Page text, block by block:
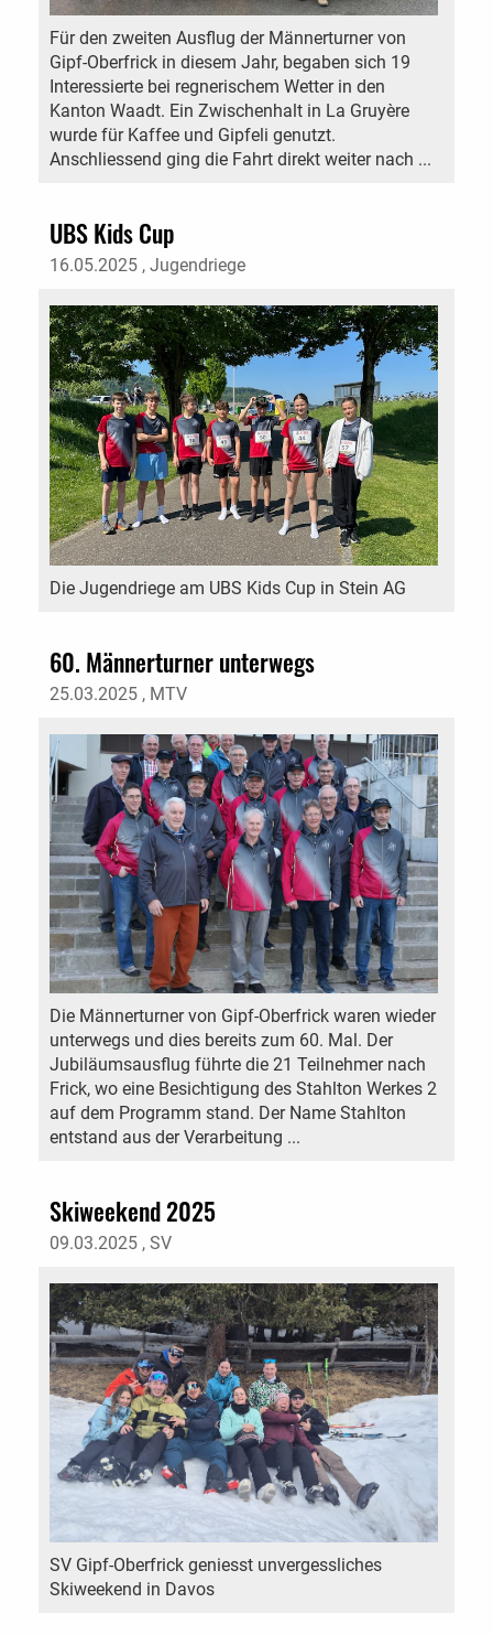
Für den zweiten Ausflug der Männerturner von
Gipf-Oberfrick in diesem Jahr, begaben sich 19
Interessierte bei regnerischem Wetter in den
Kanton Waadt. Ein Zwischenhalt in La Gruyère
wurde für Kaffee und Gipfeli genutzt.
Anschliessend ging die Fahrt direkt weiter nach ...
UBS Kids Cup
16.05.2025 , Jugendriege
Die Jugendriege am UBS Kids Cup in Stein AG
60. Männerturner unterwegs
25.03.2025 , MTV
Die Männerturner von Gipf-Oberfrick waren wieder
unterwegs und dies bereits zum 60. Mal. Der
Jubiläumsausflug führte die 21 Teilnehmer nach
Frick, wo eine Besichtigung des Stahlton Werkes 2
auf dem Programm stand. Der Name Stahlton
entstand aus der Verarbeitung ...
Skiweekend 2025
09.03.2025 , SV
SV Gipf-Oberfrick geniesst unvergessliches
Skiweekend in Davos